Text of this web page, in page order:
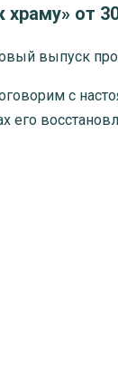
храму» от
выпуск
с
его